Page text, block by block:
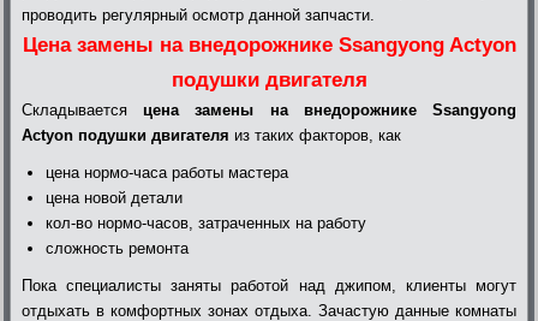
проводить регулярный осмотр данной запчасти.
Цена замены на внедорожнике Ssangyong Actyon
подушки двигателя
Складывается цена замены на внедорожнике Ssangyong
Actyon подушки двигателя из таких факторов, как
цена нормо-часа работы мастера
цена новой детали
кол-во нормо-часов, затраченных на работу
сложность ремонта
Пока специалисты заняты работой над джипом, клиенты могут
отдыхать в комфортных зонах отдыха. Зачастую данные комнаты